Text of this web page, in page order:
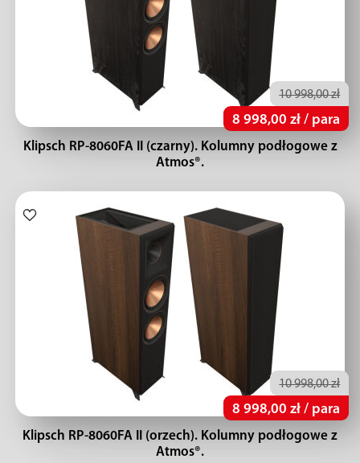
10 998,00 zł
8 998,00 zł / para
Klipsch RP-8060FA II (czarny). Kolumny podłogowe z
Atmos®.
10 998,00 zł
8 998,00 zł / para
Klipsch RP-8060FA II (orzech). Kolumny podłogowe z
Atmos®.